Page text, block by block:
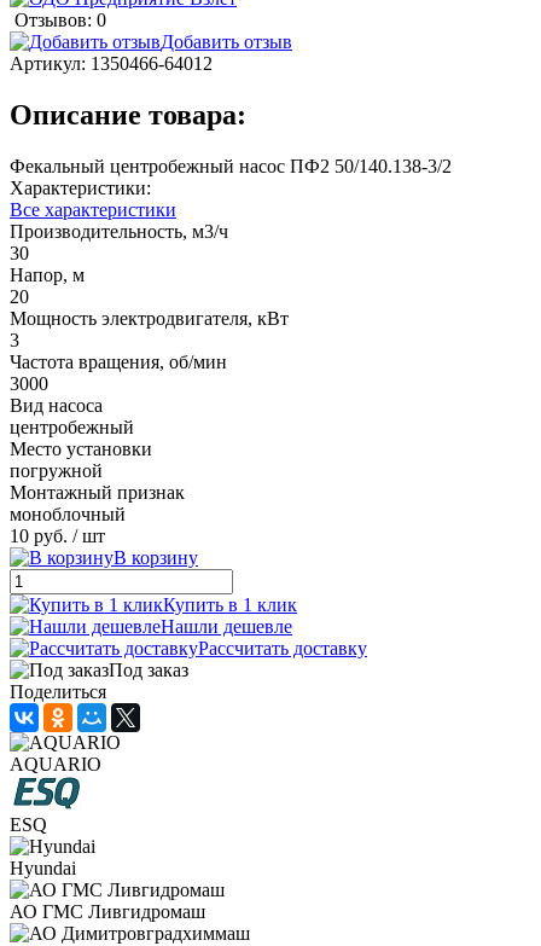
Отзывов: 0
Добавить отзыв
Артикул: 1350466-64012
Описание товара:
Фекальный центробежный насос ПФ2 50/140.138-3/2
Характеристики:
Все характеристики
Производительность, м3/ч
30
Напор, м
20
Мощность электродвигателя, кВт
3
Частота вращения, об/мин
3000
Вид насоса
центробежный
Место установки
погружной
Монтажный признак
моноблочный
10 руб. / шт
В корзину
Купить в 1 клик
Нашли дешевле
Рассчитать доставку
Под заказ
Поделиться
AQUARIO
ESQ
Hyundai
АО ГМС Ливгидромаш